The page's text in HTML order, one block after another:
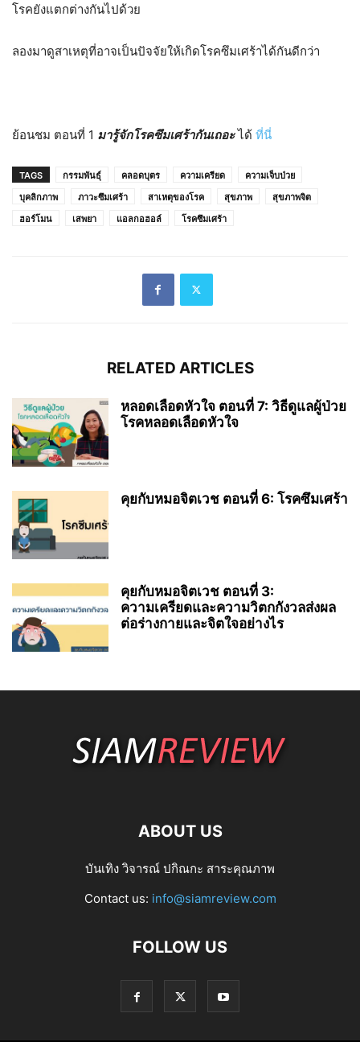
โรคยังแตกต่างกันไปด้วย
ลองมาดูสาเหตุที่อาจเป็นปัจจัยให้เกิดโรคซึมเศร้าได้กันดีกว่า
ย้อนชม ตอนที่ 1 มารู้จักโรคซึมเศร้ากันเถอะได้ ที่นี่
TAGS กรรมพันธุ์ คลอดบุตร ความเครียด
ความเจ็บป่วย
บุคลิกภาพ
ภาวะซึมเศร้า สาเหตุของโรค สุขภาพ
สุขภาพจิต
ฮอร์โมน
เสพยา แอลกอฮอล์ โรคซึมเศร้า
RELATED ARTICLES
หลอดเลือดหัวใจ ตอนที่ 7: วิธีดูแลผู้ป่วย
โรคหลอดเลือดหัวใจ
คุยกับหมอจิตเวช ตอนที่ 6: โรคซึมเศร้า
คุยกับหมอจิตเวช ตอนที่ 3:
ความเครียดและความวิตกกังวลส่งผล
ต่อร่างกายและจิตใจอย่างไร
ABOUT US
บันเทิง วิจารณ์ ปกิณกะ สาระคุณภาพ
Contact us: info@siamreview.com
FOLLOW US